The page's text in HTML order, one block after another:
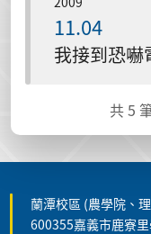
11.04
共5
蘭潭校區 (農學院、
600355嘉義市鹿寮